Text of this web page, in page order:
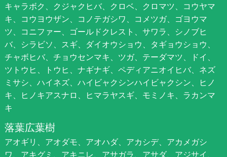
キャラボク、クジャクヒバ、クロベ、クロマツ、コウヤマ
キ、コウヨウザン、コノテガシワ、コメツガ、ゴヨウマ
ツ、コニファー、ゴールドクレスト、サワラ、シノブヒ
バ、シラビソ、スギ、ダイオウショウ、タギョウショウ、
チャボヒバ、チョウセンマキ、ツガ、テーダマツ、ドイ、
ツトウヒ、トウヒ、ナギナギ、ペディアニオイヒバ、ネズ
ミサシ、ハイネズ、ハイビャクシンハイビャクシン、ヒノ
キ、ヒノキアスナロ、ヒマラヤスギ、モミノキ、ラカンマ
キ
落葉広葉樹
アオギリ、アオダモ、アオハダ、アカシデ、アカメガシ
ワ、アキグミ、アキニレ、アサガラ、アサダ、アジサイ、